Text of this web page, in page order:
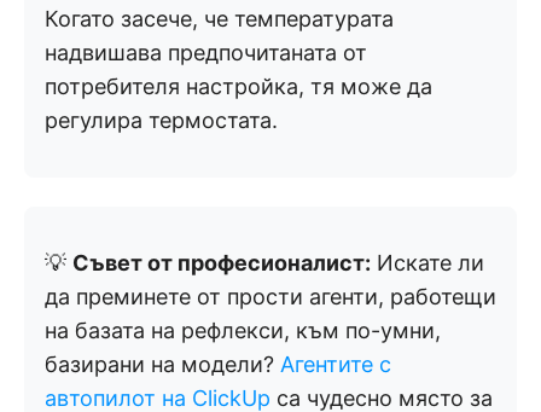
Когато засече, че температурата
надвишава предпочитаната от
потребителя настройка, тя може да
регулира термостата.
💡 Съвет от професионалист: Искате ли
да преминете от прости агенти, работещи
на базата на рефлекси, към по-умни,
базирани на модели? Агентите с
автопилот на ClickUp са чудесно място за